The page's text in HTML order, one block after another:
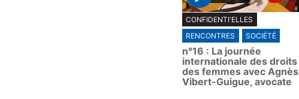
P
l
a
y
CONFIDENTI'ELLES
RENCONTRES
SOCIÉTÉ
n°16 : La journée
internationale des droits
des femmes avec Agnès
Vibert-Guigue, avocate